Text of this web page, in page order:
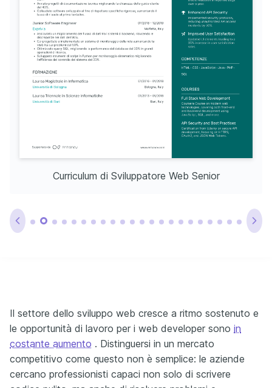
Curriculum di Sviluppatore Web Senior
Il settore dello sviluppo web cresce a ritmo sostenuto e
le opportunità di lavoro per i web developer sono in
costante aumento . Distinguersi in un mercato
competitivo come questo non è semplice: le aziende
cercano professionisti capaci non solo di scrivere